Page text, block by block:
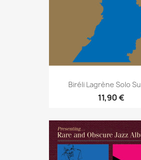
Biréli Lagrène Solo
11,90 €